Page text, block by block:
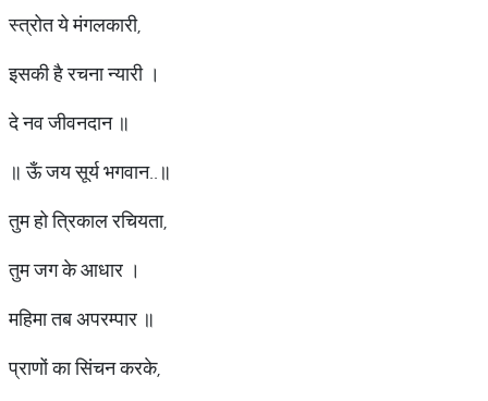
स्त्रोत ये मंगलकारी,
इसकी है रचना न्यारी ।
दे नव जीवनदान ॥
॥ ऊँ जय सूर्य भगवान..॥
तुम हो त्रिकाल रचियता,
तुम जग के आधार ।
महिमा तब अपरम्पार ॥
प्राणों का सिंचन करके,